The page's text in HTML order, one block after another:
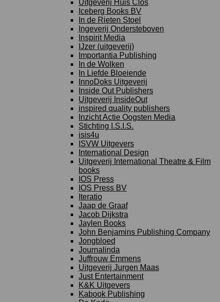
Uitgeverij Huis Clos
Iceberg Books BV
In de Rieten Stoel
Ingeverij Ondersteboven
Inspirit Media
IJzer (uitgeverij)
Importantia Publishing
In de Wolken
In Liefde Bloeiende
InnoDoks Uitgeverij
Inside Out Publishers
Uitgeverij InsideOut
inspired quality publishers
Inzicht Actie Oogsten Media
Stichting I.S.I.S.
isis4u
ISVW Uitgevers
International Design
Uitgeverij International Theatre & Film
books
IOS Press
IOS Press BV
Iteratio
Jaap de Graaf
Jacob Dijkstra
Jaylen Books
John Benjamins Publishing Company
Jongbloed
Journalinda
Juffrouw Emmens
Uitgeverij Jurgen Maas
Just Entertainment
K&K Uitgevers
Kabook Publishing